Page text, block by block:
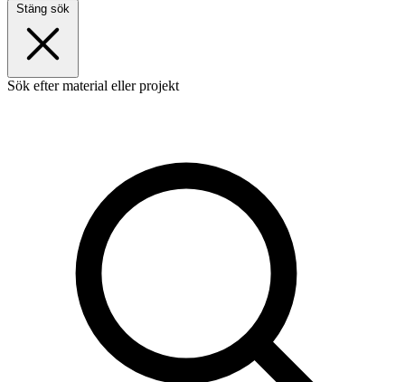
Stäng sök
Sök efter material eller projekt